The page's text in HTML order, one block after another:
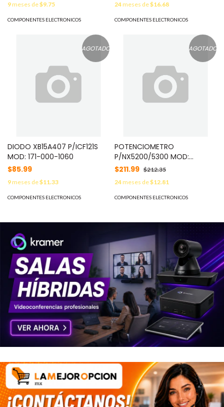
9meses de$9.75
COMPONENTES ELECTRONICOS
24meses de$16.68
COMPONENTES ELECTRONICOS
AGOTADO
DIODO XB15A407 P/ICF121S
MOD: 171-000-1060
$85.99
9meses de$11.33
COMPONENTES ELECTRONICOS
AGOTADO
POTENCIOMETRO
P/NX5200/5300 MOD:
R31069205
$211.99 $212.35
24meses de$12.81
COMPONENTES ELECTRONICOS